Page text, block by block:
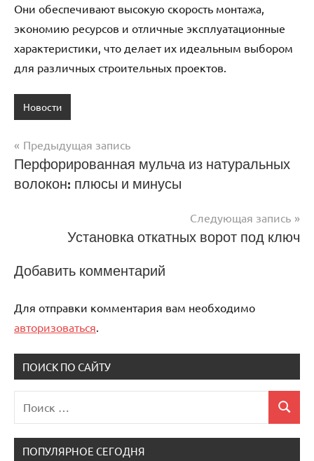
Они обеспечивают высокую скорость монтажа,
экономию ресурсов и отличные эксплуатационные
характеристики, что делает их идеальным выбором
для различных строительных проектов.
Новости
Навигация
по
Предыдущая запись
Перфорированная мульча из натуральных
волокон: плюсы и минусы
Следующая запись
Установка откатных ворот под ключ
Добавить комментарий
Для отправки комментария вам необходимо
авторизоваться
ПОИСК ПО САЙТУ
для:
Поиск
ПОПУЛЯРНОЕ СЕГОДНЯ